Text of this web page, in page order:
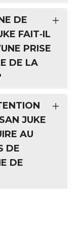
DE
FAIT‑IL
PRISE
DE LA
JUKE
AU
DE
DE